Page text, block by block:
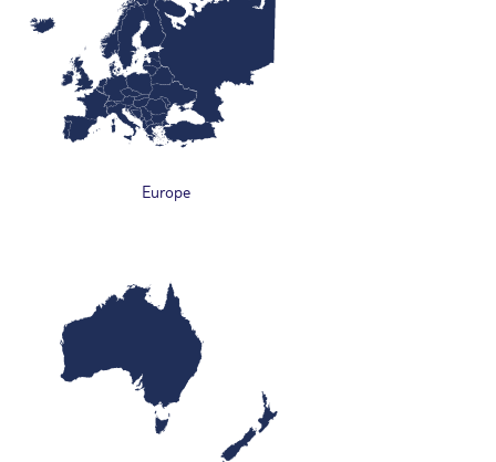
Europe